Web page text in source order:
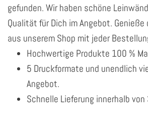
gefunden. Wir haben schöne
Qualität für Dich im Angebot.
aus unserem Shop mit jeder
Hochwertige Produkte 100 %
5 Druckformate und unendlich
Angebot.
Schnelle Lieferung innerhalb